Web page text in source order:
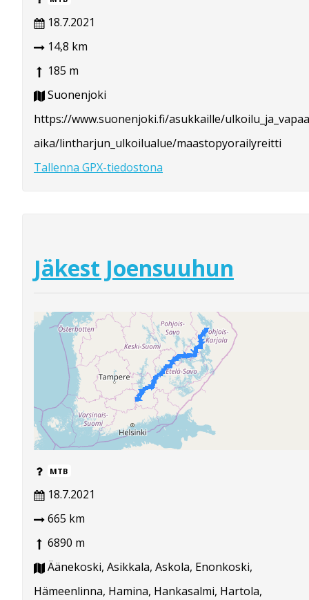
18.7.2021
14,8 km
185 m
Suonenjoki
https://www.suonenjoki.fi/asukkaille/
aika/lintharjun_ulkoilualue/maastopyorailyreitti
Tallenna GPX-tiedostona
Jäkest Joensuuhun
MTB
18.7.2021
665 km
6890 m
Äänekoski, Asikkala, Askola, Enonkoski,
Hämeenlinna, Hamina, Hankasalmi, Hartola,